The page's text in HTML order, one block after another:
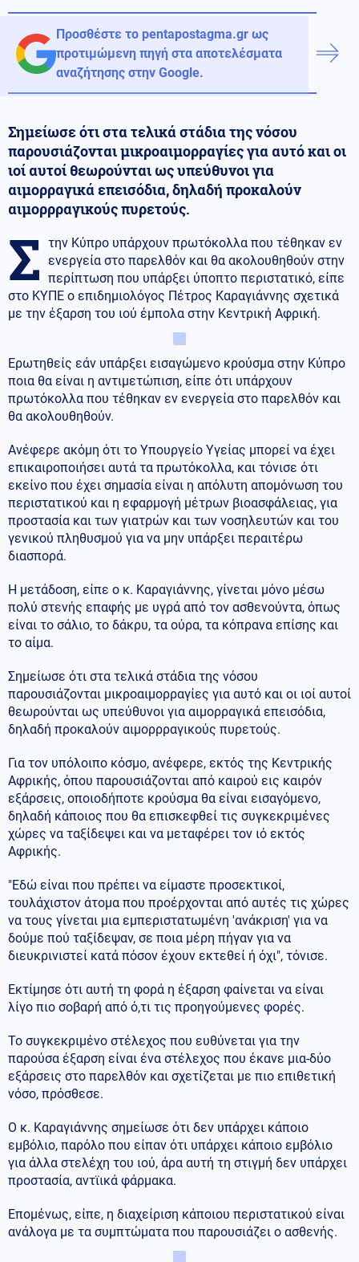
Προσθέστε το pentapostagma.gr ως
προτιμώμενη πηγή στα αποτελέσματα
αναζήτησης στην Google.
Σημείωσε ότι στα τελικά στάδια της νόσου
παρουσιάζονται μικροαιμορραγίες για αυτό και οι
ιοί αυτοί θεωρούνται ως υπεύθυνοι για
αιμορραγικά επεισόδια, δηλαδή προκαλούν
αιμορρραγικούς πυρετούς.
Σ την Κύπρο υπάρχουν πρωτόκολλα που τέθηκαν εν
ενεργεία στο παρελθόν και θα ακολουθηθούν στην
περίπτωση που υπάρξει ύποπτο περιστατικό, είπε
στο ΚΥΠΕ ο επιδημιολόγος Πέτρος Καραγιάννης σχετικά
με την έξαρση του ιού έμπολα στην Κεντρική Αφρική.
Ερωτηθείς εάν υπάρξει εισαγώμενο κρούσμα στην Κύπρο
ποια θα είναι η αντιμετώπιση, είπε ότι υπάρχουν
πρωτόκολλα που τέθηκαν εν ενεργεία στο παρελθόν και
θα ακολουθηθούν.
Ανέφερε ακόμη ότι το Υπουργείο Υγείας μπορεί να έχει
επικαιροποιήσει αυτά τα πρωτόκολλα, και τόνισε ότι
εκείνο που έχει σημασία είναι η απόλυτη απομόνωση του
περιστατικού και η εφαρμογή μέτρων βιοασφάλειας, για
προστασία και των γιατρών και των νοσηλευτών και του
γενικού πληθυσμού για να μην υπάρξει περαιτέρω
διασπορά.
Η μετάδοση, είπε ο κ. Καραγιάννης, γίνεται μόνο μέσω
πολύ στενής επαφής με υγρά από τον ασθενούντα, όπως
είναι το σάλιο, το δάκρυ, τα ούρα, τα κόπρανα επίσης και
το αίμα.
Σημείωσε ότι στα τελικά στάδια της νόσου
παρουσιάζονται μικροαιμορραγίες για αυτό και οι ιοί αυτοί
θεωρούνται ως υπεύθυνοι για αιμορραγικά επεισόδια,
δηλαδή προκαλούν αιμορρραγικούς πυρετούς.
Για τον υπόλοιπο κόσμο, ανέφερε, εκτός της Κεντρικής
Αφρικής, όπου παρουσιάζονται από καιρού εις καιρόν
εξάρσεις, οποιοδήποτε κρούσμα θα είναι εισαγόμενο,
δηλαδή κάποιος που θα επισκεφθεί τις συγκεκριμένες
χώρες να ταξίδεψει και να μεταφέρει τον ιό εκτός
Αφρικής.
"Εδώ είναι που πρέπει να είμαστε προσεκτικοί,
τουλάχιστον άτομα που προέρχονται από αυτές τις χώρες
να τους γίνεται μια εμπεριστατωμένη 'ανάκριση' για να
δούμε πού ταξίδεψαν, σε ποια μέρη πήγαν για να
διευκρινιστεί κατά πόσον έχουν εκτεθεί ή όχι", τόνισε.
Εκτίμησε ότι αυτή τη φορά η έξαρση φαίνεται να είναι
λίγο πιο σοβαρή από ό,τι τις προηγούμενες φορές.
Το συγκεκριμένο στέλεχος που ευθύνεται για την
παρούσα έξαρση είναι ένα στέλεχος που έκανε μια-δύο
εξάρσεις στο παρελθόν και σχετίζεται με πιο επιθετική
νόσο, πρόσθεσε.
Ο κ. Καραγιάννης σημείωσε ότι δεν υπάρχει κάποιο
εμβόλιο, παρόλο που είπαν ότι υπάρχει κάποιο εμβόλιο
για άλλα στελέχη του ιού, άρα αυτή τη στιγμή δεν υπάρχει
προστασία, αντϊικά φάρμακα.
Επομένως, είπε, η διαχείριση κάποιου περιστατικού είναι
ανάλογα με τα συμπτώματα που παρουσιάζει ο ασθενής.